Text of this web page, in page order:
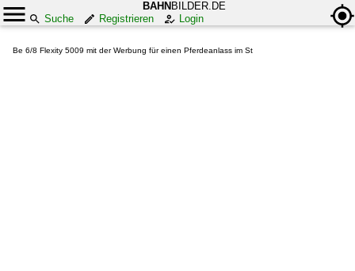
BAHN BILDER.DE
Suche
Registrieren Login
Be 6/8 Flexity 5009 mit der Werbung für einen Pferdeanlass im St